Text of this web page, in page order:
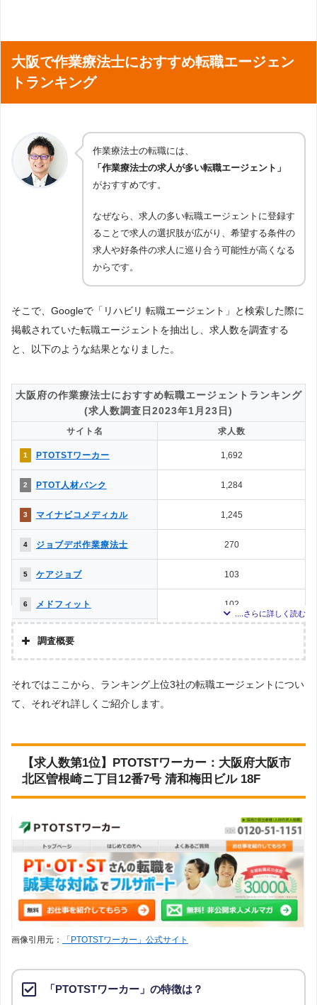
大阪で作業療法士におすすめ転職エージェン
トランキング
作業療法士の転職には、
「作業療法士の求人が多い転職エージェント」
がおすすめです。
なぜなら、求人の多い転職エージェントに登録す
ることで求人の選択肢が広がり、希望する条件の
求人や好条件の求人に巡り合う可能性が高くなる
からです。
そこで、Googleで「リハビリ 転職エージェント」と検索した際に
掲載されていた転職エージェントを抽出し、求人数を調査する
と、以下のような結果となりました。
大阪府の作業療法士におすすめ転職エージェントランキング
(求人数調査日2023年1月23日)
サイト名 求人数
1 PTOTSTワーカー 1,692
2 PTOT人材バンク 1,284
3 マイナビコメディカル 1,245
4 ジョブデポ作業療法士 270
5 ケアジョブ 103
6 メドフィット 102
クリックジョブ介護
メディカル・コンシェルジ
12
介護JJ（介護ジャストジョ
16
エルユーエス
0
14
ベネッセMCM PT・OT・ST
お仕事サポート
0
調査概要
株式会社アドバンスフロー
調査対象とした転職エージェントについて
上記で調査対象とした転職エージェントがWEBサイトで公開している求人のう
ち、「条件：理学療法士」「地域：大阪府」の条件に合致する求人数をカウン
トしました。
それではここから、ランキング上位3社の転職エージェントについ
て、それぞれ詳しくご紹介します。
【求人数第1位】PTOTSTワーカー：大阪府大阪市
北区曽根崎ニ丁目12番7号 清和梅田ビル 18F
画像引用元： 「PTOTSTワーカー」公式サイト
「PTOTSTワーカー」の特徴は？